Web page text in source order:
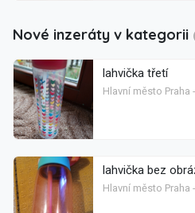
Nové inzeráty v kategorii
lahvička třetí
Hlavní město Praha
lahvička bez
Hlavní město Praha